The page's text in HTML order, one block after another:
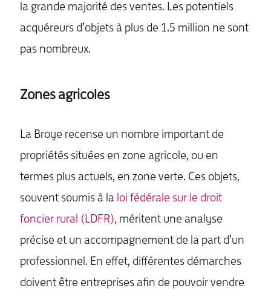
la grande majorité des ventes. Les potentiels
acquéreurs d’objets à plus de 1.5 million ne sont
pas nombreux.
Zones agricoles
La Broye recense un nombre important de
propriétés situées en zone agricole, ou en
termes plus actuels, en zone verte. Ces objets,
souvent soumis à la loi fédérale sur le droit
foncier rural (LDFR), méritent une analyse
précise et un accompagnement de la part d’un
professionnel. En effet, différentes démarches
doivent être entreprises afin de pouvoir vendre